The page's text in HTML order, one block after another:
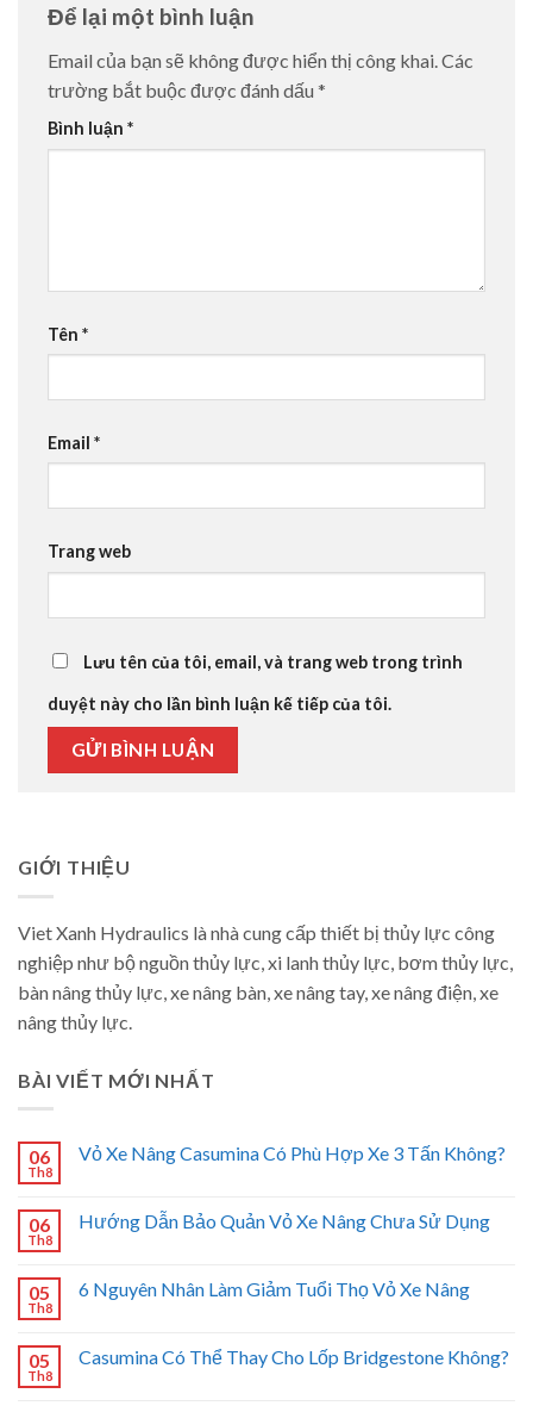
Để lại một bình luận
Email của bạn sẽ không được hiển thị công khai.Các
trường bắt buộc được đánh dấu *
Bình luận *
Tên *
Email *
Trang web
Lưu tên của tôi, email, và trang web trong trình
duyệt này cho lần bình luận kế tiếp của tôi.
GIỚI THIỆU
Viet Xanh Hydraulics là nhà cung cấp thiết bị thủy lực công
nghiệp như bộ nguồn thủy lực, xi lanh thủy lực, bơm thủy lực,
bàn nâng thủy lực, xe nâng bàn, xe nâng tay, xe nâng điện, xe
nâng thủy lực.
BÀI VIẾT MỚI NHẤT
06
Th8
Vỏ Xe Nâng Casumina Có Phù Hợp Xe 3 Tấn Không?
06
Th8
Hướng Dẫn Bảo Quản Vỏ Xe Nâng Chưa Sử Dụng
05
Th8
6 Nguyên Nhân Làm Giảm Tuổi Thọ Vỏ Xe Nâng
05
Th8
Casumina Có Thể Thay Cho Lốp Bridgestone Không?